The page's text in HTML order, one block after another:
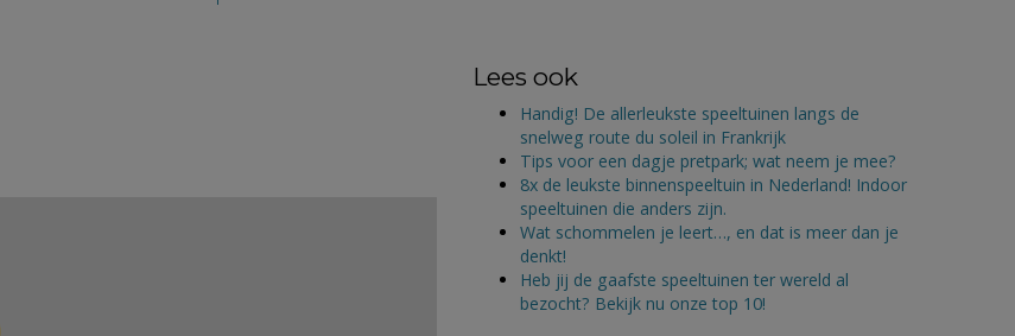
Lees ook
Handig! De allerleukste speeltuinen langs de
snelweg route du soleil in Frankrijk
Tips voor een dagje pretpark; wat neem je mee?
8x de leukste binnenspeeltuin in Nederland! Indoor
speeltuinen die anders zijn.
Wat schommelen je leert…, en dat is meer dan je
denkt!
Heb jij de gaafste speeltuinen ter wereld al
bezocht? Bekijk nu onze top 10!